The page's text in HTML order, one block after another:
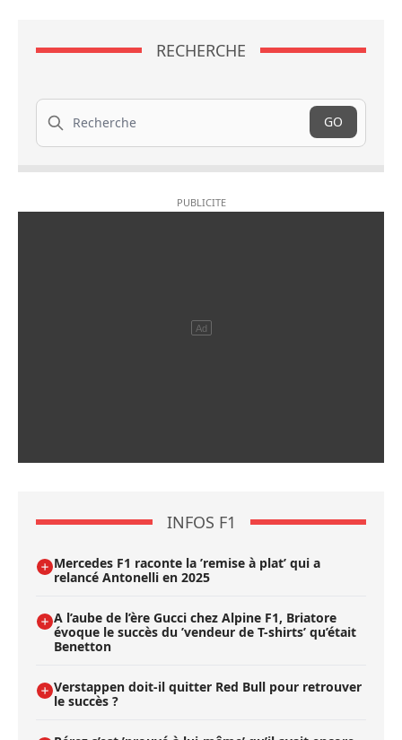
RECHERCHE
Recherche
GO
INFOS F1
Mercedes F1 raconte la ’remise à plat’ qui a
relancé Antonelli en 2025
A l’aube de l’ère Gucci chez Alpine F1, Briatore
évoque le succès du ’vendeur de T-shirts’ qu’était
Benetton
Verstappen doit-il quitter Red Bull pour retrouver
le succès ?